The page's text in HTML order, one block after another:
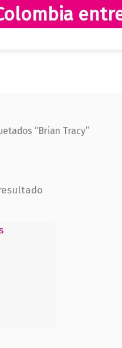
Revista Club
“Brian Tracy”